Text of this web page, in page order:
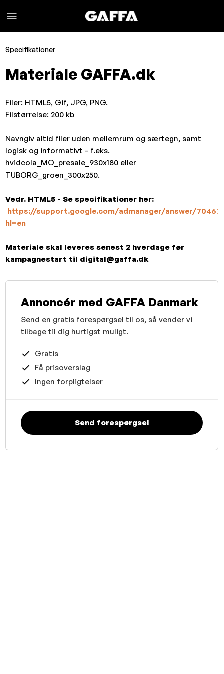
Specifikationer
Materiale GAFFA.dk
Filer: HTML5, Gif, JPG, PNG.
Filstørrelse: 200 kb
Navngiv altid filer uden mellemrum og særtegn, samt
logisk og informativt - f.eks.
hvidcola_MO_presale_930x180 eller
TUBORG_groen_300x250.
Vedr. HTML5 - Se specifikationer her:
https://support.google.com/admanager/answer/
hl=en
Materiale skal leveres senest 2 hverdage før
kampagnestart til digital@gaffa.dk
Annoncér med GAFFA Danmark
Send en gratis forespørgsel til os, så vender vi
tilbage til dig hurtigst muligt.
Gratis
Få prisoverslag
Ingen forpligtelser
Send forespørgsel